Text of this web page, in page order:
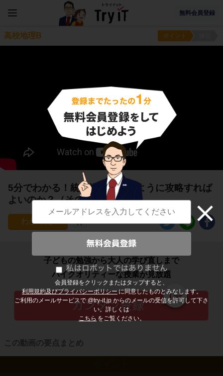
無料会員登録
会員登録をクリックまたはタップすると、
利用規約及びプライバシーポリシーに同意したものとみなします。
ご利用のメールサービスで @try-it.jp からのメールの受信を許可して下さ
い。詳しくは
こちら をご覧ください。
高校地理B ポイント
5分でわかる！統計資料をどのように攻略すれば
よいのか？（その１）
17
子どもの勉強から大人の学び直しまで
ハイクオリティーな授業が見放題
この動画の要点まとめ